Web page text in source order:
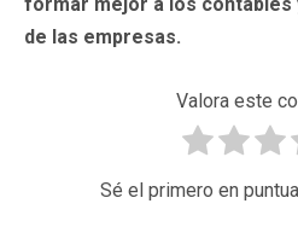
de las empresas.
Valora este
Sé el primero en